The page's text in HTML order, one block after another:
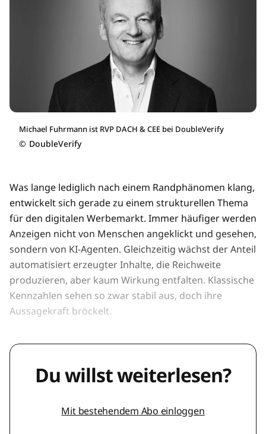
Michael Fuhrmann ist RVP DACH & CEE bei DoubleVerify
© DoubleVerify
Was lange lediglich nach einem Randphänomen klang,
entwickelt sich gerade zu einem strukturellen Thema
für den digitalen Werbemarkt. Immer häufiger werden
Anzeigen nicht von Menschen angeklickt und gesehen,
sondern von KI-Agenten. Gleichzeitig wächst der Anteil
automatisiert erzeugter Inhalte, die Reichweite
produzieren, aber kaum Wirkung entfalten. Klassische
Kennzahlen sehen so zwar stabil aus, doch ihre
Aussagekraft bröckelt.
Du willst weiterlesen?
Mit bestehendem Abo einloggen